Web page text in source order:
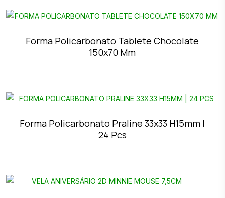
Forma Policarbonato Tablete Chocolate
150x70 Mm
Forma Policarbonato Praline 33x33 H15mm |
24 Pcs